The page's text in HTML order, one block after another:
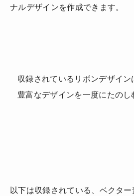
ナルデザインを作成できます。
収録されているリボンデザイン
豊富なデザインを一度にたのし
以下は収録されている、ベクタ